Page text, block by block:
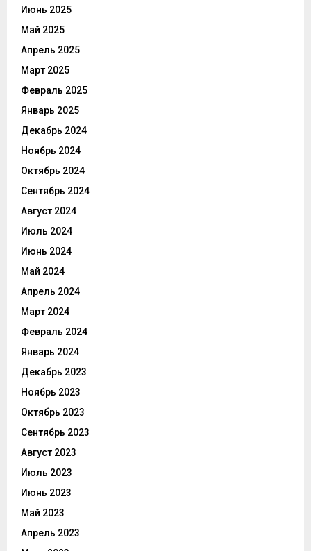
Июнь 2025
Май 2025
Апрель 2025
Март 2025
Февраль 2025
Январь 2025
Декабрь 2024
Ноябрь 2024
Октябрь 2024
Сентябрь 2024
Август 2024
Июль 2024
Июнь 2024
Май 2024
Апрель 2024
Март 2024
Февраль 2024
Январь 2024
Декабрь 2023
Ноябрь 2023
Октябрь 2023
Сентябрь 2023
Август 2023
Июль 2023
Июнь 2023
Май 2023
Апрель 2023